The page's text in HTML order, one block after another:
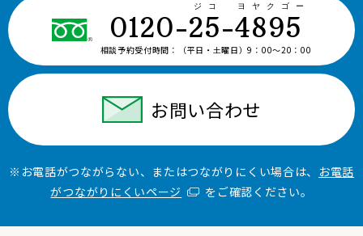
0120-25-4895
ジコ ヨヤクゴー
相談予約受付時間： （平日・土曜日）9：00〜20：00
お問い合わせ
※お電話がつながらない、またはつながりにくい場合は、 お電話
がつながりにくいページ
をご確認ください。